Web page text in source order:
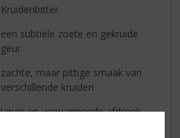
Kruidenbitter
een subtiele zoete en gekruide
geur
zachte, maar pittige smaak van
verschillende kruiden
lange en verwarmende afdronk